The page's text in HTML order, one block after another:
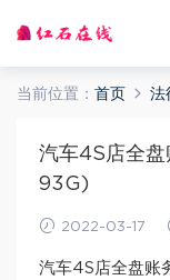
当前位置： 首页 法
汽车4S店全
93G)
2022-03-17
汽车4S店全盘账